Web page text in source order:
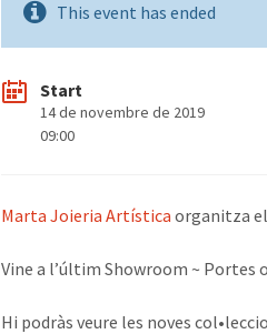
This event has ended
Start
14 de novembre de 2019
09:00
Marta Joieria Artísticaorganitza el
Vine a l’últim Showroom ~ Portes
Hi podràs veure les noves